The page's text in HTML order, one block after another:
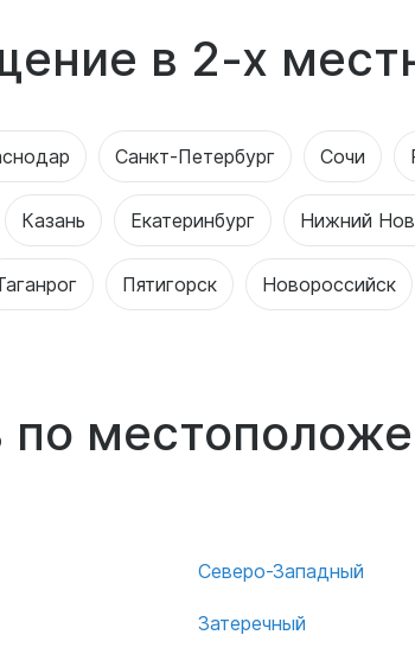
в 2-х
Санкт-Петербург Сочи
Казань Екатеринбург Нижний
Пятигорск Новороссийск
по
Северо-Западный
Затеречный